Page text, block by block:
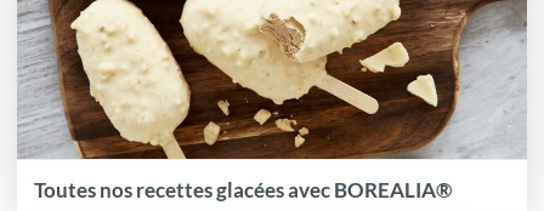
Toutes nos recettes glacées avec BOREALIA®